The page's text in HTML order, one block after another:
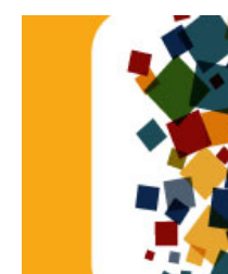
Tracce Dinamiche